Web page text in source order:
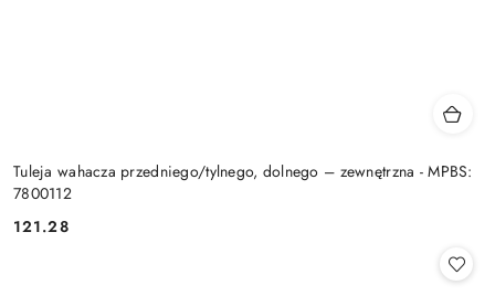
Tuleja wahacza przedniego/tylnego, dolnego – zewnętrzna - MPBS:
7800112
Cena:
121.28